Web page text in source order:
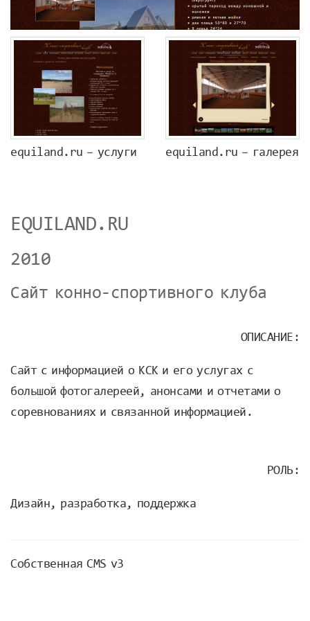
equiland.ru – услуги equiland.ru – галерея
EQUILAND.RU
2010
Сайт конно-спортивного клуба
ОПИСАНИЕ:
Сайт с информацией о КСК и его услугах с
большой фотогалереей, анонсами и отчетами о
соревнованиях и связанной информацией.
РОЛЬ:
Дизайн, разработка, поддержка
Собственная CMS v3